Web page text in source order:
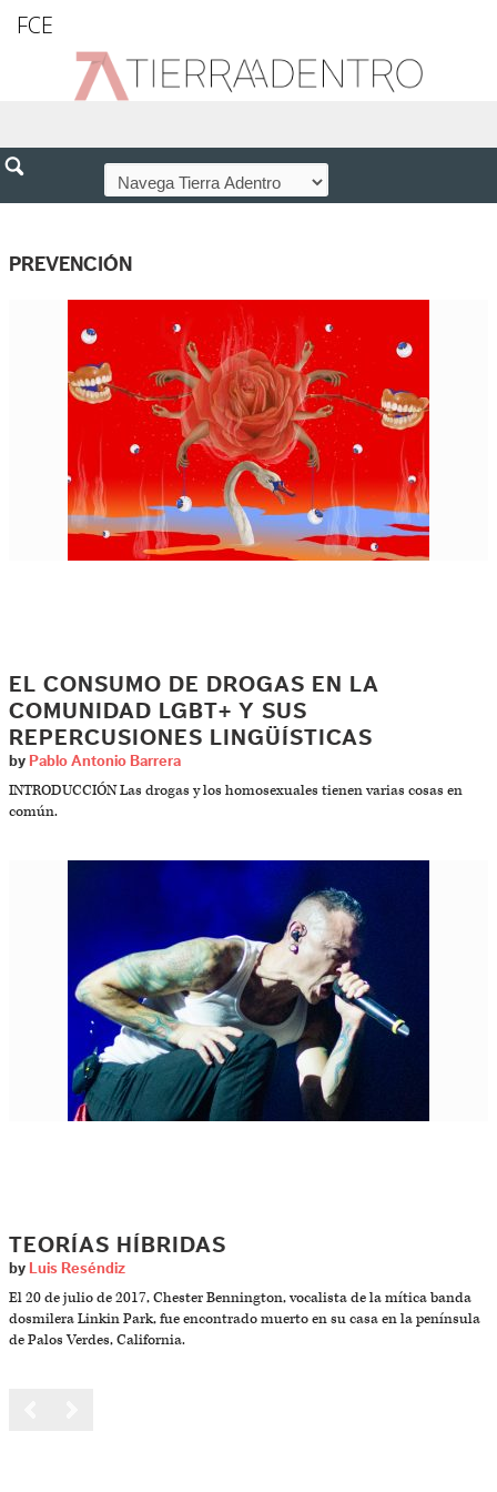
FCE
PREVENCIÓN
EL CONSUMO DE DROGAS EN LA
COMUNIDAD LGBT+ Y SUS
REPERCUSIONES LINGÜÍSTICAS
by Pablo Antonio Barrera
INTRODUCCIÓN Las drogas y los homosexuales tienen varias cosas en
común.
TEORÍAS HÍBRIDAS
by Luis Reséndiz
El 20 de julio de 2017, Chester Bennington, vocalista de la mítica banda
dosmilera Linkin Park, fue encontrado muerto en su casa en la península
de Palos Verdes, California.